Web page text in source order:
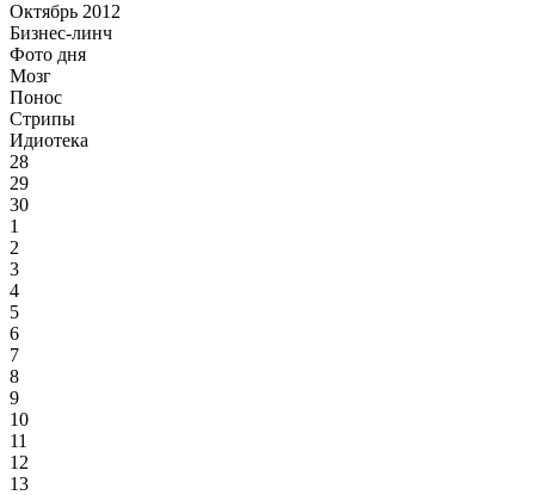
Октябрь 2012
Бизнес-линч
Фото дня
Мозг
Понос
Стрипы
Идиотека
28
29
30
1
2
3
4
5
6
7
8
9
10
11
12
13